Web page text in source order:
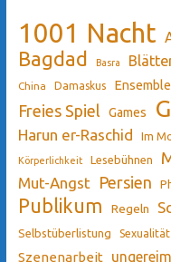
1001 Nacht
Bagdad Basra
China Damaskus Ensemble
Freies Spiel Games
Harun er-Raschid Im
Körperlichkeit Lesebühnen
Mut-Angst Persien
Publikum Regeln
Selbstüberlistung Sexualität
Szenenarbeit